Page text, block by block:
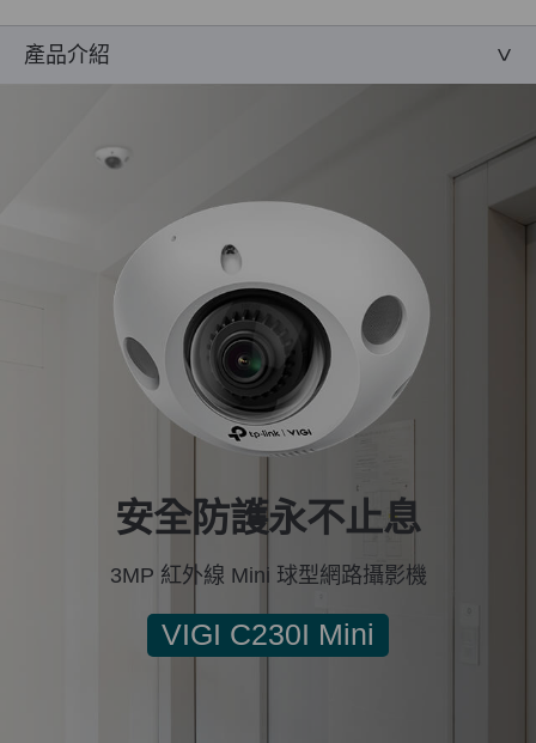
產品介紹
安全防護永不止息
3MP 紅外線 Mini 球型網路攝影機
VIGI C230I Mini